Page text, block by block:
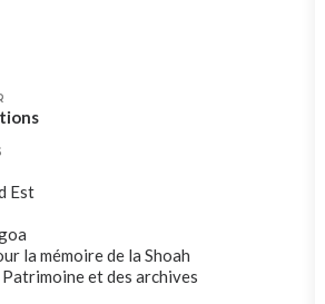
Est
la mémoire de la Shoah
et des archives